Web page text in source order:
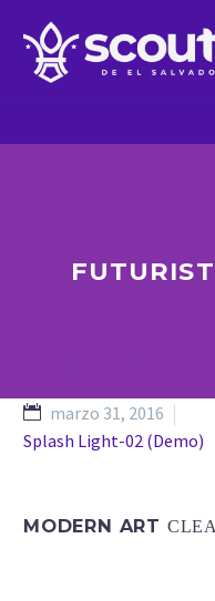
marzo 31, 2016
Splash Light-02 (Demo)
MODERN ART